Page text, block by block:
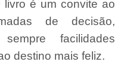
livro é um convite ao
de decisão,
facilidades
destino mais feliz.